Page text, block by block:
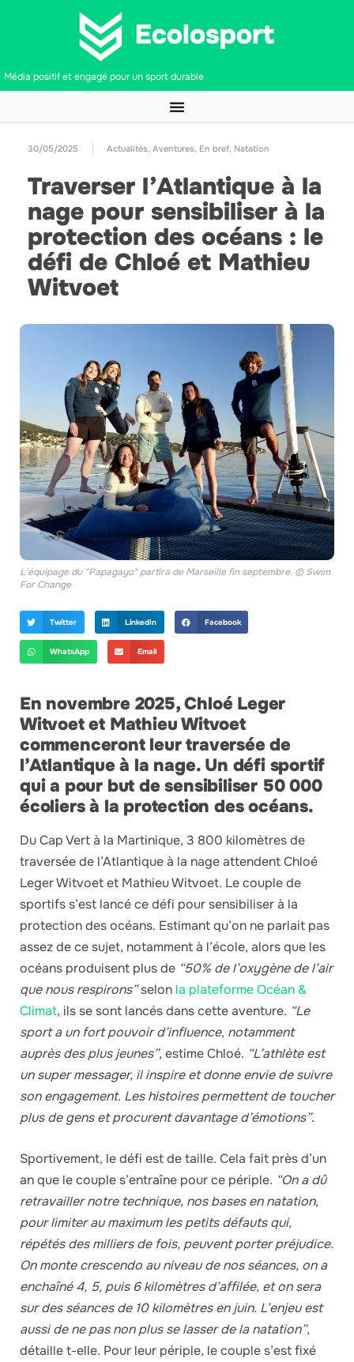
Média positif et engagé pour un sport durable
30/05/2025 Actualités, Aventures, En bref, Natation
Traverser l’Atlantique à la
nage pour sensibiliser à la
protection des océans : le
défi de Chloé et Mathieu
Witvoet
L'équipage du "Papagayo" partira de Marseille fin septembre. © Swim
For Change
Twitter LinkedIn Facebook
WhatsApp Email
En novembre 2025, Chloé Leger
Witvoet et Mathieu Witvoet
commenceront leur traversée de
l’Atlantique à la nage. Un défi sportif
qui a pour but de sensibiliser 50 000
écoliers à la protection des océans.
Du Cap Vert à la Martinique, 3 800 kilomètres de
traversée de l’Atlantique à la nage attendent Chloé
Leger Witvoet et Mathieu Witvoet. Le couple de
sportifs s’est lancé ce défi pour sensibiliser à la
protection des océans. Estimant qu’on ne parlait pas
assez de ce sujet, notamment à l’école, alors que les
océans produisent plus de “50% de l’oxygène de l’air
que nous respirons”selon la plateforme Océan &
Climat, ils se sont lancés dans cette aventure. “Le
sport a un fort pouvoir d’influence, notamment
auprès des plus jeunes”, estime Chloé. “L’athlète est
un super messager, il inspire et donne envie de suivre
son engagement. Les histoires permettent de toucher
plus de gens et procurent davantage d’émotions”.
Sportivement, le défi est de taille. Cela fait près d’un
an que le couple s’entraîne pour ce périple. “On a dû
retravailler notre technique, nos bases en natation,
pour limiter au maximum les petits défauts qui,
répétés des milliers de fois, peuvent porter préjudice.
On monte crescendo au niveau de nos séances, on a
enchaîné 4, 5, puis 6 kilomètres d’affilée, et on sera
sur des séances de 10 kilomètres en juin. L’enjeu est
aussi de ne pas non plus se lasser de la natation”,
détaille t-elle. Pour leur périple, le couple s’est fixé